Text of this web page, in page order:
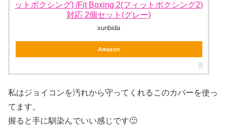
ットボクシング) /Fit Boxing 2(フィットボクシング2)
対応 2個セット(グレー)
xunbida
Amazon
私はジョイコンを汚れから守ってくれるこのカバーを使っ
てます。
握ると手に馴染んでいい感じです🙂